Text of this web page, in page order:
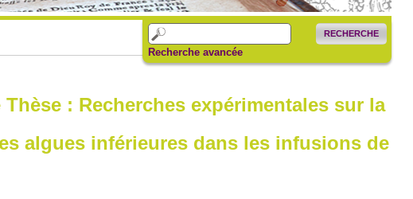
RECHERCHE
Recherche avancée
: Recherches expérimentales sur la
algues inférieures dans les infusions de